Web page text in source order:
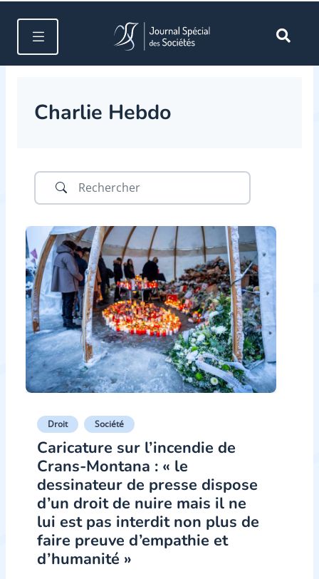
Charlie Hebdo
Droit Société
Caricature sur l’incendie de
Crans-Montana : « le
dessinateur de presse dispose
d’un droit de nuire mais il ne
lui est pas interdit non plus de
faire preuve d’empathie et
d’humanité »